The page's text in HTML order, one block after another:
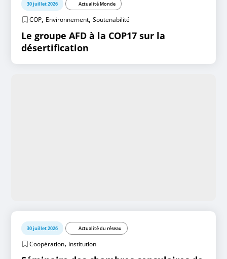
30 juillet 2026 Actualité Monde
COP, Environnement,Soutenabilité
Le groupe AFD à la COP17 sur la
désertification
30 juillet 2026 Actualité du réseau
Coopération, Institution